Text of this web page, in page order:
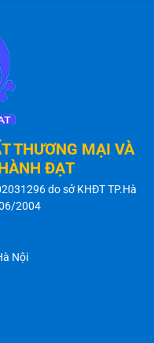
THƯƠNG MẠI VÀ
ĐẠT
do sở KHĐT TP.Hà
2004
Nội